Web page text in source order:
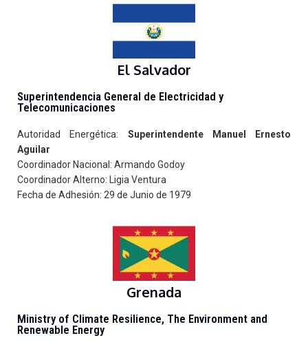
El Salvador
Superintendencia General de Electricidad y
Telecomunicaciones
Autoridad Energética: Superintendente Manuel Ernesto
Aguilar
Coordinador Nacional: Armando Godoy
Coordinador Alterno: Ligia Ventura
Fecha de Adhesión: 29 de Junio de 1979
Grenada
Ministry of Climate Resilience, The Environment and
Renewable Energy